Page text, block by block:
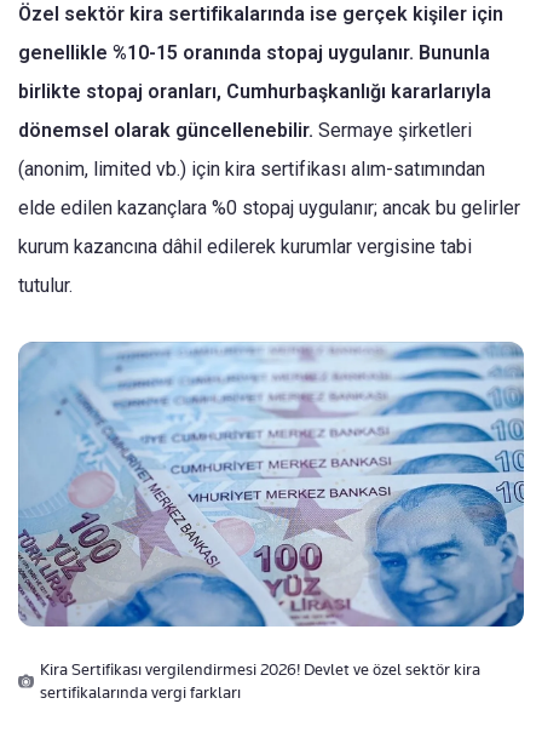
Özel sektör kira sertifikalarında ise gerçek kişiler için
genellikle %10-15 oranında stopaj uygulanır. Bununla
birlikte stopaj oranları, Cumhurbaşkanlığı kararlarıyla
dönemsel olarak güncellenebilir. Sermaye şirketleri
(anonim, limited vb.) için kira sertifikası alım-satımından
elde edilen kazançlara %0 stopaj uygulanır; ancak bu gelirler
kurum kazancına dâhil edilerek kurumlar vergisine tabi
tutulur.
Kira Sertifikası vergilendirmesi 2026! Devlet ve özel sektör kira
sertifikalarında vergi farkları